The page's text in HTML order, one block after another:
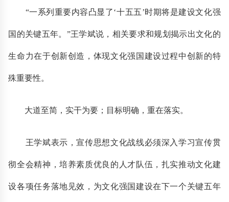
“一系列重要内容凸显了‘十五五’时期将是建设文化强
国的关键五年。”王学斌说，相关要求和规划揭示出文化的
生命力在于创新创造，体现文化强国建设过程中创新的特
殊重要性。
大道至简，实干为要；目标明确，重在落实。
王学斌表示，宣传思想文化战线必须深入学习宣传贯
彻全会精神，培养素质优良的人才队伍，扎实推动文化建
设各项任务落地见效，为文化强国建设在下一个关键五年